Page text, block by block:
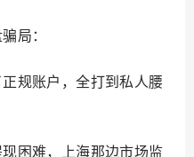
局：
规账户，全打到私人腰
困难，上海那边市场监